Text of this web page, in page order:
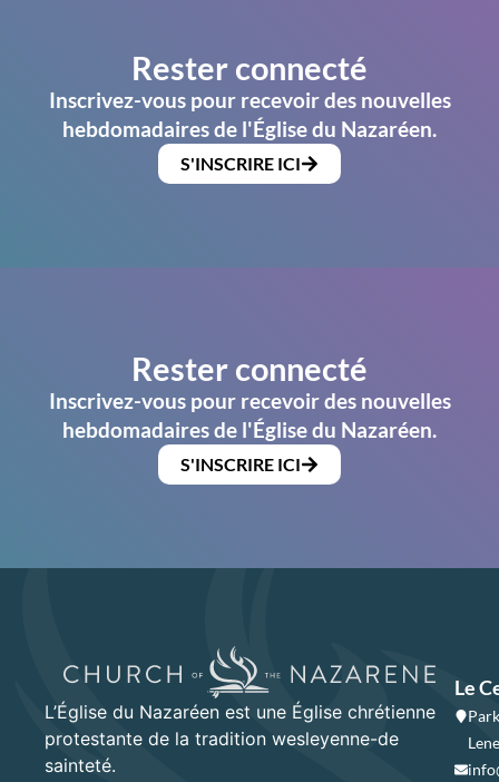
Rester connecté
Inscrivez-vous pour recevoir des nouvelles
hebdomadaires de l'Église du Nazaréen.
S'INSCRIRE ICI
Rester connecté
Inscrivez-vous pour recevoir des nouvelles
hebdomadaires de l'Église du Nazaréen.
S'INSCRIRE ICI
L’Église du Nazaréen est une Église chrétienne
protestante de la tradition wesleyenne-de
sainteté.
Le